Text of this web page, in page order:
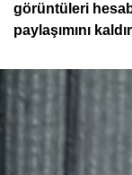
görüntüleri
paylaşımını